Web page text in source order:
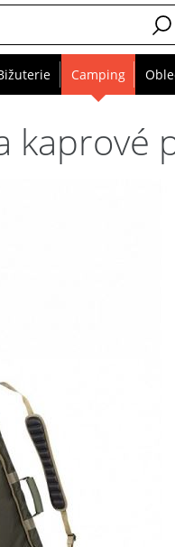
Camping
kaprové